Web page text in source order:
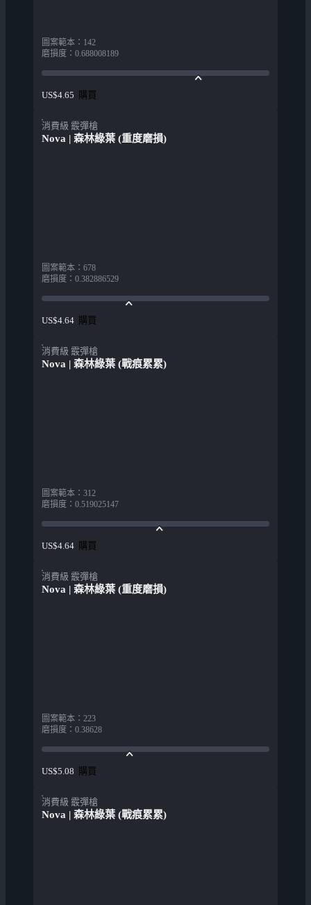
圖案範本 ： 142
磨損度 ： 0.688008189
US$4.65 購買
消費級 霰彈槍
Nova | 森林綠葉 (重度磨損)
圖案範本 ： 678
磨損度 ： 0.382886529
US$4.64 購買
消費級 霰彈槍
Nova | 森林綠葉 (戰痕累累)
圖案範本 ： 312
磨損度 ： 0.519025147
US$4.64 購買
消費級 霰彈槍
Nova | 森林綠葉 (重度磨損)
圖案範本 ： 223
磨損度 ： 0.38628
US$5.08 購買
消費級 霰彈槍
Nova | 森林綠葉 (戰痕累累)